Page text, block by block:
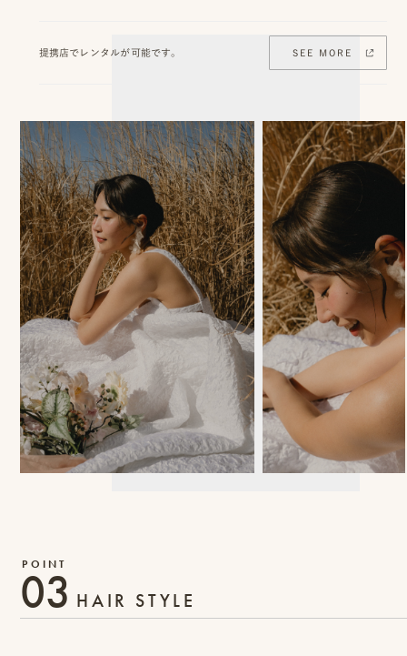
コ
ア
カ
デ
ミ
ー
ン
ラ
積
提携店でレンタルが可能です。 SEE MORE
03 HAIR STYLE